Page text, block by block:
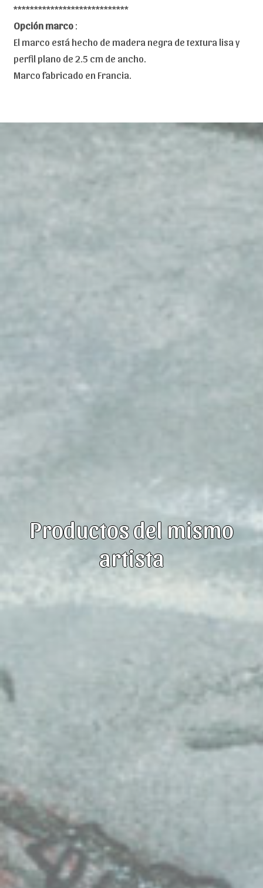
****************************
Opción marco :
El marco está hecho de madera negra de textura lisa y
perfil plano de 2.5 cm de ancho.
Marco fabricado en Francia.
Productos del mismo
artista